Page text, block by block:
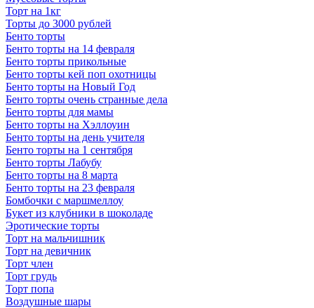
Торт на 1кг
Торты до 3000 рублей
Бенто торты
Бенто торты на 14 февраля
Бенто торты прикольные
Бенто торты кей поп охотницы
Бенто торты на Новый Год
Бенто торты очень странные дела
Бенто торты для мамы
Бенто торты на Хэллоуин
Бенто торты на день учителя
Бенто торты на 1 сентября
Бенто торты Лабубу
Бенто торты на 8 марта
Бенто торты на 23 февраля
Бомбочки с маршмеллоу
Букет из клубники в шоколаде
Эротические торты
Торт на мальчишник
Торт на девичник
Торт член
Торт грудь
Торт попа
Воздушные шары